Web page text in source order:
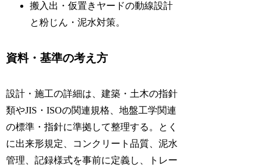
搬入出・仮置きヤードの動線設計
と粉じん・泥水対策。
資料・基準の考え方
設計・施工の詳細は、建築・土木の指針
類やJIS・ISOの関連規格、地盤工学関連
の標準・指針に準拠して整理する。とく
に出来形規定、コンクリート品質、泥水
管理、記録様式を事前に定義し、トレー